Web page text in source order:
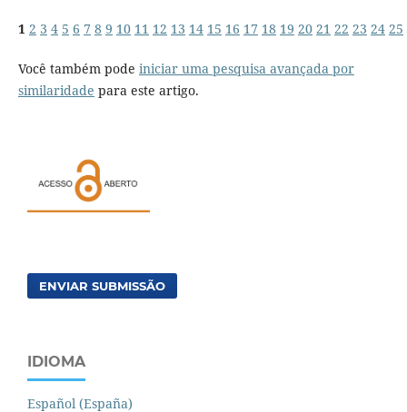
1 2 3 4 5 6 7 8 9 10 11 12 13 14 15 16 17 18 19 20 21 22 23 24 25
Você também pode iniciar uma pesquisa avançada por
similaridade para este artigo.
ENVIAR SUBMISSÃO
IDIOMA
Español (España)